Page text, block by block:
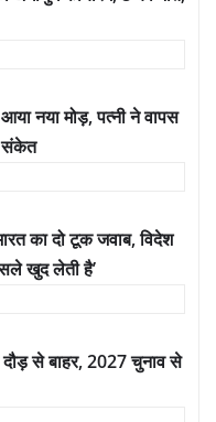
नया मोड़, पत्नी ने वापस
संकेत
का दो टूक जवाब, विदेश
खुद लेती है’
से बाहर, 2027 चुनाव से